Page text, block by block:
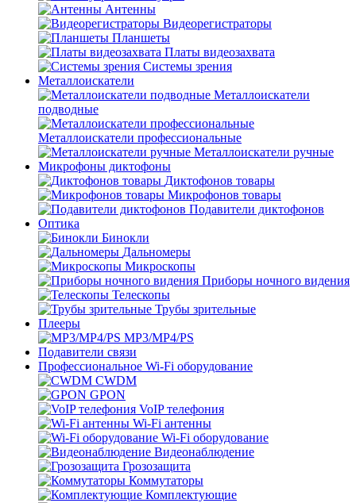
Антенны
Видеорегистраторы
Планшеты
Платы видеозахвата
Системы зрения
Металлоискатели
Металлоискатели
подводные
Металлоискатели профессиональные
Металлоискатели ручные
Микрофоны диктофоны
Диктофонов товары
Микрофонов товары
Подавители диктофонов
Оптика
Бинокли
Дальномеры
Микроскопы
Приборы ночного видения
Телескопы
Трубы зрительные
Плееры
MP3/MP4/PS
Подавители связи
Профессиональное Wi-Fi оборудование
CWDM
GPON
VoIP телефония
Wi-Fi антенны
Wi-Fi оборудование
Видеонаблюдение
Грозозащита
Коммутаторы
Комплектующие